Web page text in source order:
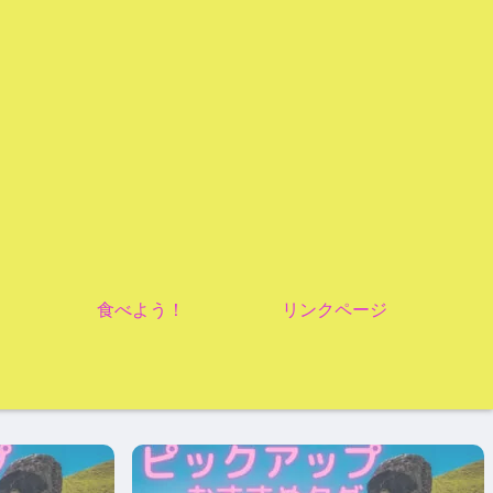
食べよう！ リンクページ